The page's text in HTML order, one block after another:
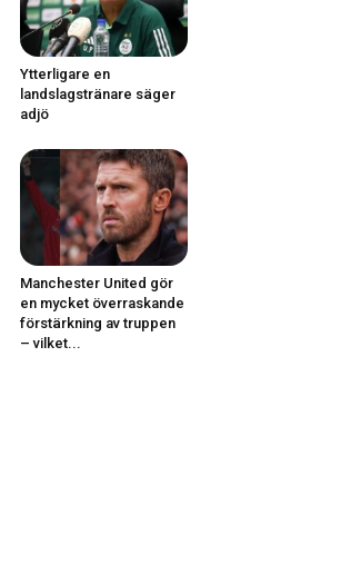
Ytterligare en
landslagstränare säger
adjö
Manchester United gör
en mycket överraskande
förstärkning av truppen
– vilket...